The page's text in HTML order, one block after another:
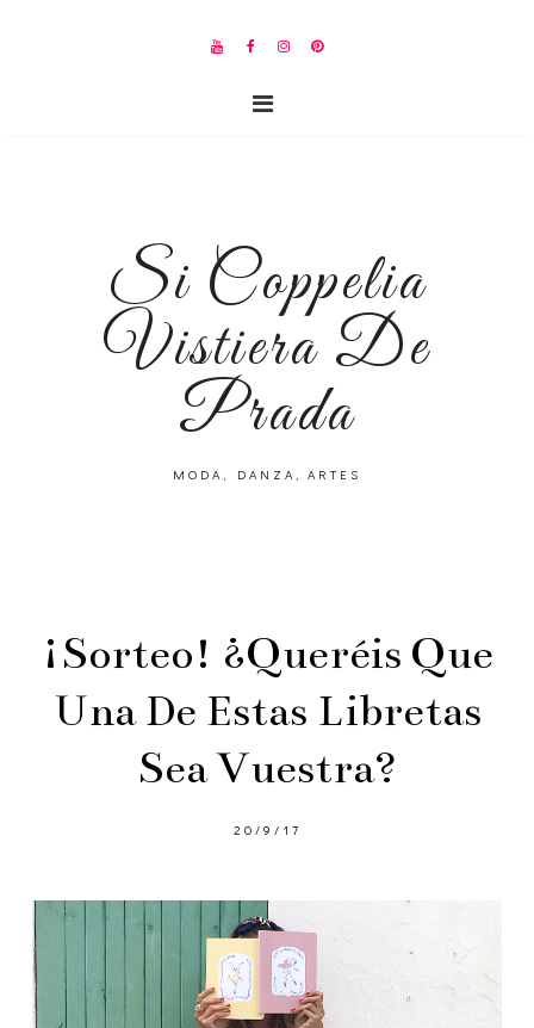
Si Coppelia
Vistiera De
Prada
MODA, DANZA, ARTES
¡Sorteo! ¿Queréis Que
Una De Estas Libretas
Sea Vuestra?
20/9/17